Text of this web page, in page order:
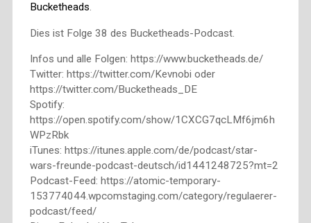
Bucketheads.
Dies ist Folge 38 des Bucketheads-Podcast.
Infos und alle Folgen: https://www.bucketheads.de/
Twitter: https://twitter.com/Kevnobi oder
https://twitter.com/Bucketheads_DE
Spotify:
https://open.spotify.com/show/1CXCG7qcLMf6jm6h
WPzRbk
iTunes: https://itunes.apple.com/de/podcast/star-
wars-freunde-podcast-deutsch/id1441248725?mt=2
Podcast-Feed: https://atomic-temporary-
153774044.wpcomstaging.com/category/regulaerer-
podcast/feed/